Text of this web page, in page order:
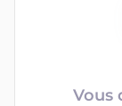
Vous